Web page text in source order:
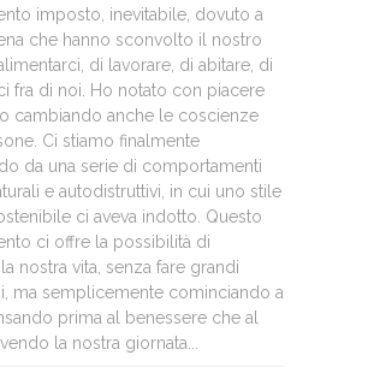
imposto, inevitabile, dovuto a
che hanno sconvolto il nostro
di lavorare, di abitare, di
fra di noi. Ho notato con piacere
cambiando anche le coscienze
Ci stiamo finalmente
da una serie di comportamenti
e autodistruttivi, in cui uno stile
ci aveva indotto. Questo
ci offre la possibilità di
nostra vita, senza fare grandi
ma semplicemente cominciando a
prima al benessere che al
la nostra giornata...